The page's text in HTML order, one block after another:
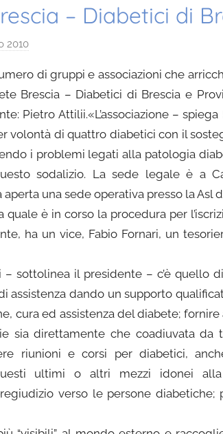
– Diabetici di
2010
D
a
n
i
e
a
O
o
f
r
di gruppi e associazioni che
Brescia – Diabetici di Brescia e
Pietro Attilii.«L’associazione –
volontà di quattro diabetici con il
i problemi legati alla patologia
sodalizio. La sede legale è a
una sede operativa presso la Asl
quale è in corso la procedura per
ha un vice, Fabio Fornari, un
sottolinea il presidente – c’è quello
assistenza dando un supporto
cura ed assistenza del diabete;
sia direttamente che coadiuvata da
riunioni e corsi per diabetici,
ultimi o altri mezzi idonei
verso le persone